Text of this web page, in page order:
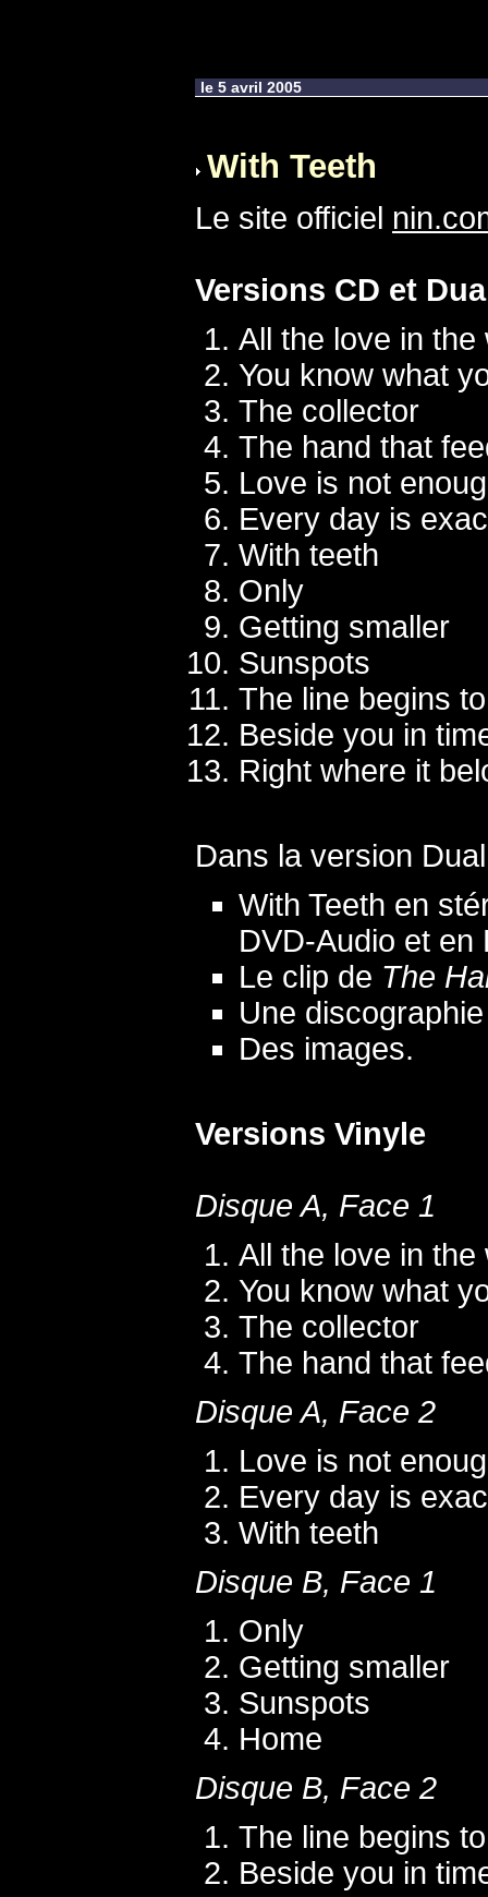
le 5 avril 2005
With Teeth
Le site officiel
Versions CD et
All the love in the
You know what
The collector
The hand that
Love is not
Every day is
With teeth
Only
Getting smaller
Sunspots
The line begins
Beside you in
Right where it
Dans la version
With Teeth en
DVD-Audio et
Le clip de The
Une
Des images.
Versions Vinyle
Disque A, Face 1
All the love in the
You know what
The collector
The hand that
Disque A, Face 2
Love is not
Every day is
With teeth
Disque B, Face 1
Only
Getting smaller
Sunspots
Home
Disque B, Face 2
The line begins
Beside you in